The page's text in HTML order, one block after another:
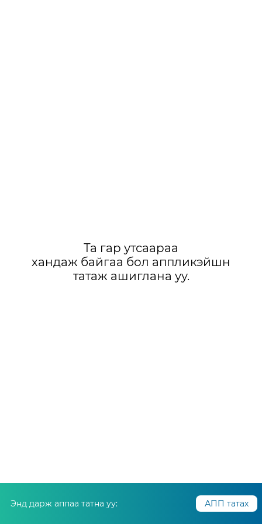
Та гар утсаараа
хандаж байгаа бол аппликэйшн
татаж ашиглана уу.
Энд дарж аппаа татна уу: АПП татах